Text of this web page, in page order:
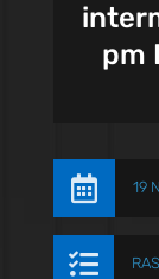
pm
 19
